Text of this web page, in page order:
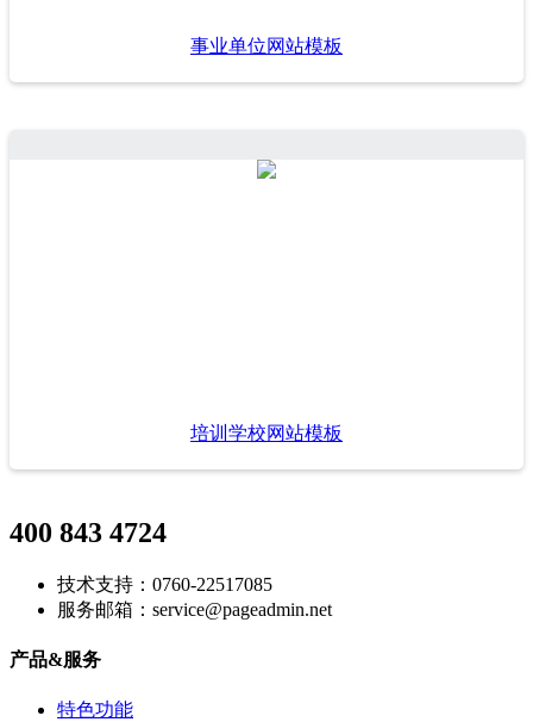
事业单位网站模板
培训学校网站模板
400 843 4724
技术支持：0760-22517085
服务邮箱：service@pageadmin.net
产品&服务
特色功能